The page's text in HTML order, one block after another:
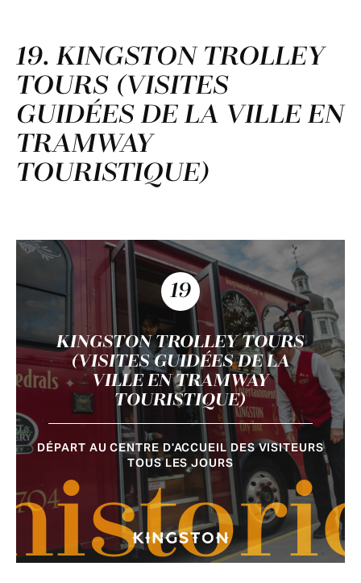
19. KINGSTON TROLLEY
TOURS (VISITES
GUIDÉES DE LA VILLE EN
TRAMWAY
TOURISTIQUE)
19
KINGSTON TROLLEY TOURS
(VISITES GUIDÉES DE LA
VILLE EN TRAMWAY
TOURISTIQUE)
DÉPART AU CENTRE D'ACCUEIL DES VISITEURS
TOUS LES JOURS